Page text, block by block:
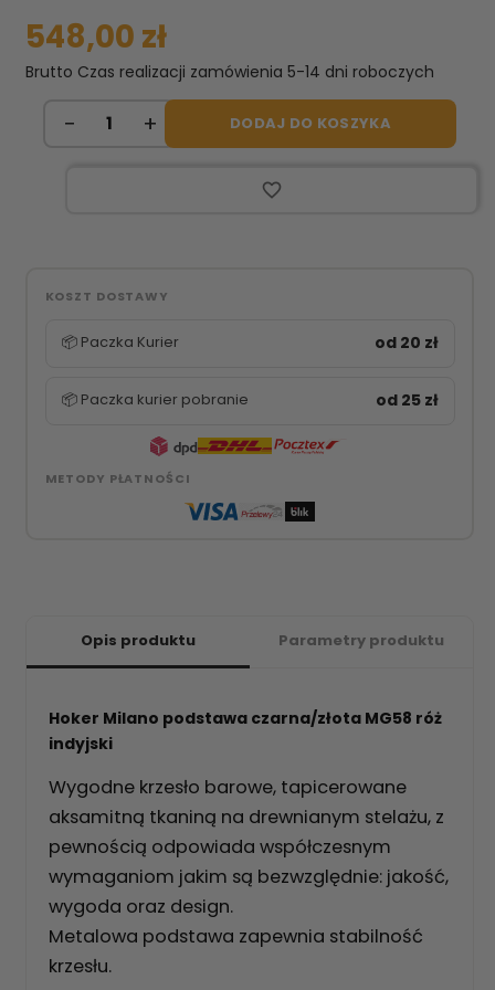
548,00 zł
Brutto Czas realizacji zamówienia 5-14 dni roboczych
DODAJ DO KOSZYKA
favorite_border
KOSZT DOSTAWY
📦 Paczka Kurier od 20 zł
📦 Paczka kurier pobranie od 25 zł
METODY PŁATNOŚCI
Opis produktu Parametry produktu
Hoker Milano podstawa czarna/złota MG58 róż
indyjski
Wygodne krzesło barowe, tapicerowane
aksamitną tkaniną na drewnianym stelażu, z
pewnością odpowiada współczesnym
wymaganiom jakim są bezwzględnie: jakość,
wygoda oraz design.
Metalowa podstawa zapewnia stabilność
krzesłu.